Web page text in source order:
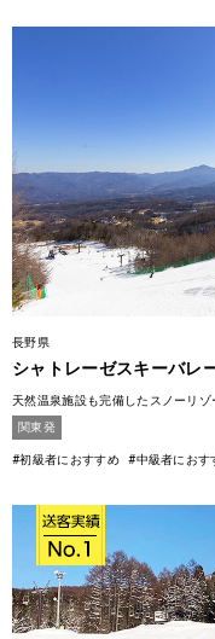
長野県
シャトレーゼスキーバレ
天然温泉施設も完備したスノーリゾ
関東発
#初級者におすすめ #中級者におす